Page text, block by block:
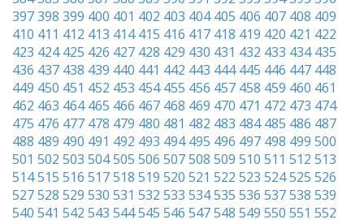
397398 399 400 401 402 403 404 405 406 407 408 409
410 411 412 413 414 415 416 417 418 419 420 421 422
423 424 425 426 427 428 429 430 431 432 433 434 435
436 437 438 439 440 441 442 443 444 445 446 447 448
449 450 451 452 453 454 455 456 457 458 459 460 461
462 463 464 465 466 467 468 469 470 471 472 473 474
475 476 477 478 479 480 481 482 483 484 485 486 487
488 489 490 491 492 493 494 495 496 497 498 499 500
501 502 503 504505 506 507508 509 510 511 512 513
514515 516 517518 519 520 521 522 523 524525 526
527528 529 530 531 532 533 534535 536 537538 539
540 541 542 543 544545 546 547548 549 550 551 552